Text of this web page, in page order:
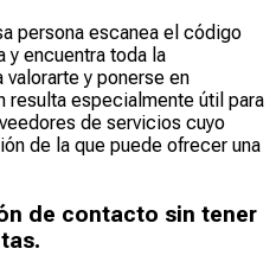
persona escanea el código
y encuentra toda la
y ponerse en
resulta especialmente útil para
de servicios cuyo
de la que puede ofrecer una
de contacto sin tener